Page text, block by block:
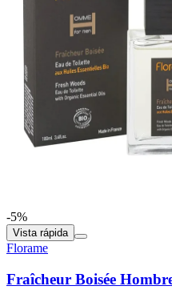
-5%
Vista rápida
Florame
Fraîcheur Boisée